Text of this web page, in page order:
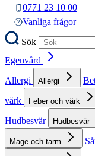
0771 23 10 00
Vanliga frågor
Sök
Egenvård
Allergi
Allergi
värk
Feber och värk
Hudbesvär
Hudbesvär
Mage och tarm